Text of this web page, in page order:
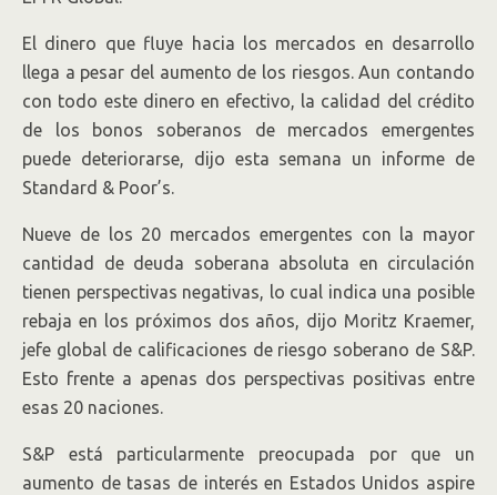
El dinero que fluye hacia los mercados en desarrollo
llega a pesar del aumento de los riesgos. Aun contando
con todo este dinero en efectivo, la calidad del crédito
de los bonos soberanos de mercados emergentes
puede deteriorarse, dijo esta semana un informe de
Standard & Poor’s.
Nueve de los 20 mercados emergentes con la mayor
cantidad de deuda soberana absoluta en circulación
tienen perspectivas negativas, lo cual indica una posible
rebaja en los próximos dos años, dijo Moritz Kraemer,
jefe global de calificaciones de riesgo soberano de S&P.
Esto frente a apenas dos perspectivas positivas entre
esas 20 naciones.
S&P está particularmente preocupada por que un
aumento de tasas de interés en Estados Unidos aspire